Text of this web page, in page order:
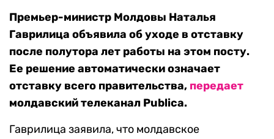
Премьер-министр Молдовы Наталья
Гаврилица объявила об уходе в отставку
после полутора лет работы на этом посту.
Ее решение автоматически означает
отставку всего правительства, передает
молдавский телеканал Publica.
Гаврилица заявила, что молдавское